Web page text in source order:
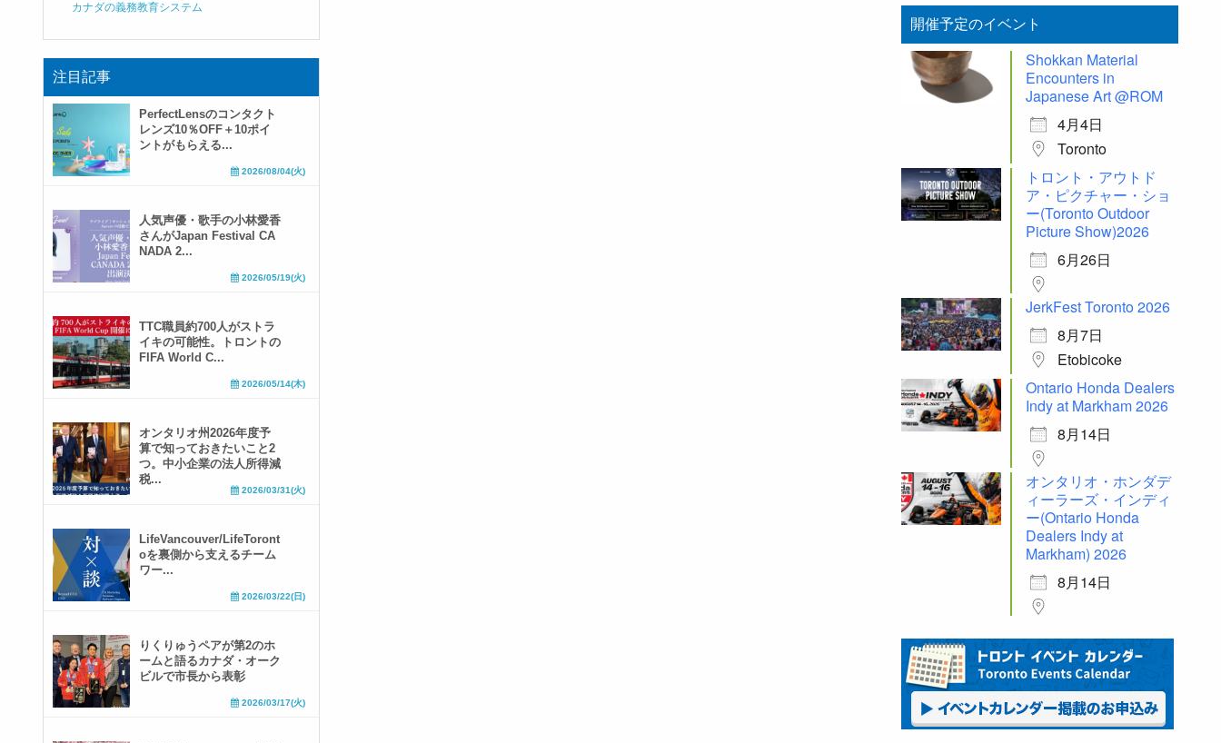
カナダの義務教育システム
注目記事
PerfectLensのコンタクト
レンズ10％OFF＋10ポイ
ントがもらえる...
2026/08/04(火)
人気声優・歌手の小林愛香
さんがJapan Festival CA
NADA 2...
2026/05/19(火)
TTC職員約700人がストラ
イキの可能性。トロントの
FIFA World C...
2026/05/14(木)
オンタリオ州2026年度予
算で知っておきたいこと2
つ。中小企業の法人所得減
税...
2026/03/31(火)
LifeVancouver/LifeToront
oを裏側から支えるチーム
ワー...
2026/03/22(日)
りくりゅうペアが第2のホ
ームと語るカナダ・オーク
ビルで市長から表彰
2026/03/17(火)
開催予定のイベント
Shokkan Material
Encounters in
Japanese Art @ROM
4月4日
Toronto
トロント・アウトド
ア・ピクチャー・ショ
ー(Toronto Outdoor
Picture Show)2026
6月26日
JerkFest Toronto 2026
8月7日
Etobicoke
Ontario Honda Dealers
Indy at Markham 2026
8月14日
オンタリオ・ホンダデ
ィーラーズ・インディ
ー(Ontario Honda
Dealers Indy at
Markham) 2026
8月14日